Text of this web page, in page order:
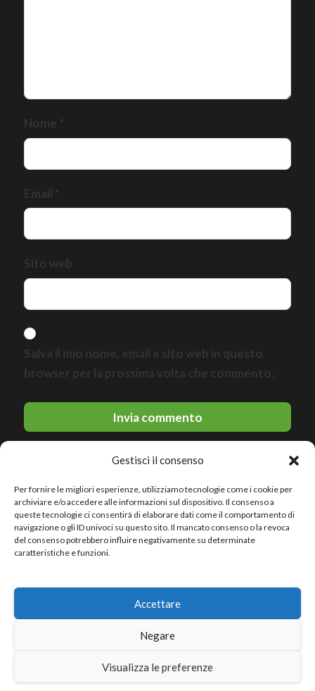
Gestisci il consenso
Per fornire le migliori esperienze, utilizziamo tecnologie come i cookie per
archiviare e/o accedere alle informazioni sul dispositivo. Il consenso a
queste tecnologie ci consentirà di elaborare dati come il comportamento di
navigazione o gli ID univoci su questo sito. Il mancato consenso o la revoca
del consenso potrebbero influire negativamente su determinate
caratteristiche e funzioni.
Accettare
Negare
Visualizza le preferenze
Nome
Sito web
Salva il mio nome, email e sito web in questo
browser per la prossima volta che commento.
© 2026 Le migliori discoteche · All rights reserved
Avviso legale
Politica sui cookie